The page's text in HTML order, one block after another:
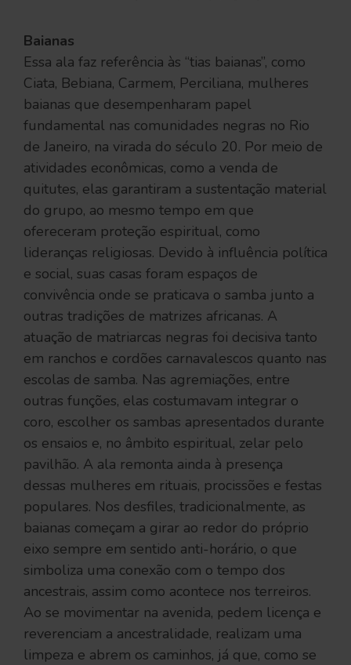
Baianas
Essa ala faz referência às “tias baianas”, como
Ciata, Bebiana, Carmem, Perciliana, mulheres
baianas que desempenharam papel
fundamental nas comunidades negras no Rio
de Janeiro, na virada do século 20. Por meio de
atividades econômicas, como a venda de
quitutes, elas garantiram a sustentação material
do grupo, ao mesmo tempo em que
ofereceram proteção espiritual, como
lideranças religiosas. Devido à influência política
e social, suas casas foram espaços de
convivência onde se praticava o samba junto a
outras tradições de matrizes africanas. A
atuação de matriarcas negras foi decisiva tanto
em ranchos e cordões carnavalescos quanto nas
escolas de samba. Nas agremiações, entre
outras funções, elas costumavam integrar o
coro, escolher os sambas apresentados durante
os ensaios e, no âmbito espiritual, zelar pelo
pavilhão. A ala remonta ainda à presença
dessas mulheres em rituais, procissões e festas
populares. Nos desfiles, tradicionalmente, as
baianas começam a girar ao redor do próprio
eixo sempre em sentido anti-horário, o que
simboliza uma conexão com o tempo dos
ancestrais, assim como acontece nos terreiros.
Ao se movimentar na avenida, pedem licença e
reverenciam a ancestralidade, realizam uma
limpeza e abrem os caminhos, já que, como se